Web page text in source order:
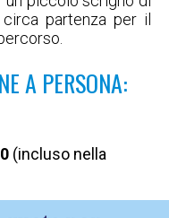
partenza per il
A PERSONA:
(incluso nella